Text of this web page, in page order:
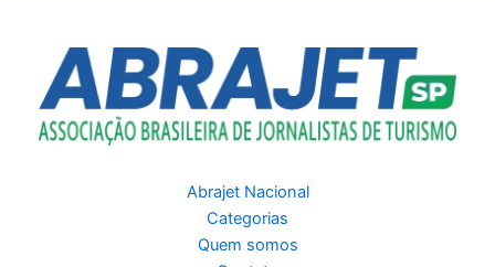
Abrajet Nacional
Categorias
Quem somos